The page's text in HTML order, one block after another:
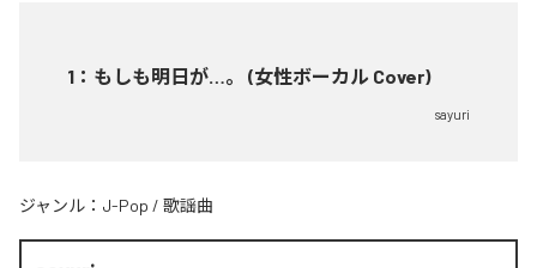
1 ： もしも明日が…。 (女性ボーカル Cover)
sayuri
ジャンル： J-Pop / 歌謡曲